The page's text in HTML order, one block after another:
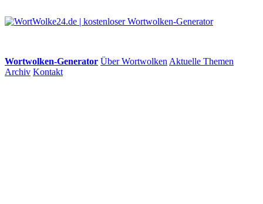
Wortwolken-Generator Über Wortwolken Aktuelle Themen
Archiv Kontakt